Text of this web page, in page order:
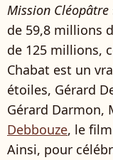
Mission Cléopâtre
de 59,8 millions
de 125 millions,
Chabat est un
étoiles, Gérard
Gérard Darmon,
Debbouze, le
Ainsi, pour